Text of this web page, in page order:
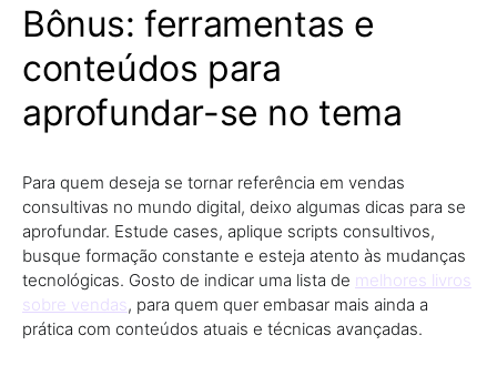
Bônus: ferramentas e
conteúdos para
aprofundar-se no tema
Para quem deseja se tornar referência em vendas
consultivas no mundo digital, deixo algumas dicas para se
aprofundar. Estude cases, aplique scripts consultivos,
busque formação constante e esteja atento às mudanças
tecnológicas. Gosto de indicar uma lista de melhores livros
sobre vendas, para quem quer embasar mais ainda a
prática com conteúdos atuais e técnicas avançadas.